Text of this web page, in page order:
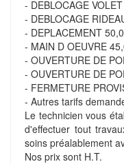
- DEBLOCAGE
- DEBLOCAGE
- DEPLACEMENT
- MAIN D OEUVRE
- OUVERTURE DE
- OUVERTURE DE
- FERMETURE
- Autres tarifs
Le technicien vous
d'effectuer tout
soins préalablement
Nos prix sont H.T.